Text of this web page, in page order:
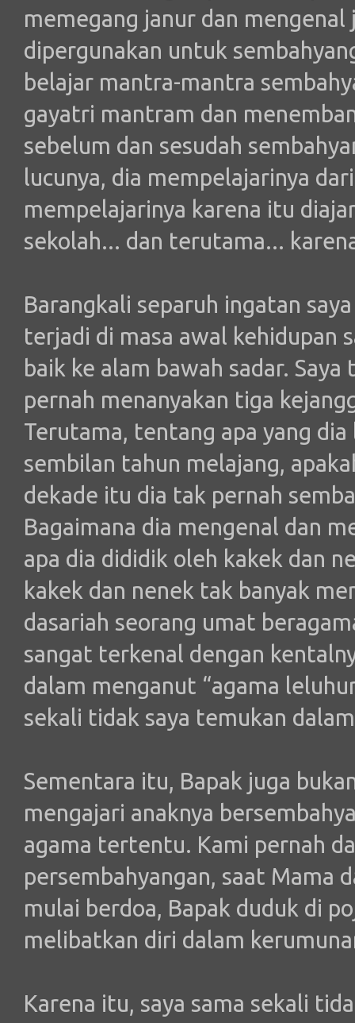
memegang janur dan mengenal
dipergunakan untuk
belajar mantra-mantra
gayatri mantram dan
sebelum dan sesudah
lucunya, dia mempelajarinya
mempelajarinya karena itu
sekolah... dan terutama...
Barangkali separuh ingatan
terjadi di masa awal kehidupan
baik ke alam bawah sadar.
pernah menanyakan tiga
Terutama, tentang apa yang
sembilan tahun melajang,
dekade itu dia tak pernah
Bagaimana dia mengenal dan
apa dia dididik oleh kakek dan
kakek dan nenek tak banyak
dasariah seorang umat
sangat terkenal dengan
dalam menganut “agama
sekali tidak saya temukan
Sementara itu, Bapak juga
mengajari anaknya
agama tertentu. Kami pernah
persembahyangan, saat Mama
mulai berdoa, Bapak duduk di
melibatkan diri dalam
Karena itu, saya sama sekali